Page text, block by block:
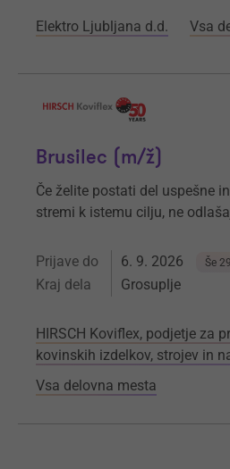
Elektro Ljubljana d.d. Vsa
Brusilec (m/ž)
Če želite postati del uspešne
stremi k istemu cilju, ne
Prijave do 6. 9. 2026 Še
Kraj dela Grosuplje
HIRSCH Koviflex, podjetje za
kovinskih izdelkov, strojev in
Vsa delovna mesta